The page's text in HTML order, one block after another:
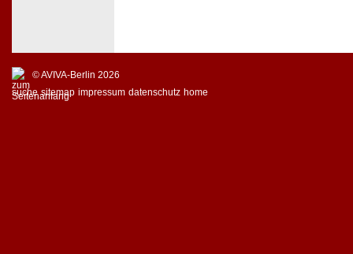
© AVIVA-Berlin 2026
suche sitemap impressum datenschutz home